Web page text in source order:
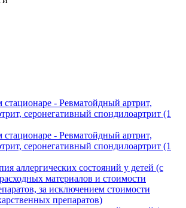
- Ревматойдный артрит,
серонегативный спондилоартрит (1
- Ревматойдный артрит,
серонегативный спондилоартрит (1
аллергических состояний у детей (с
материалов и стоимости
за исключением стоимости
препаратов)